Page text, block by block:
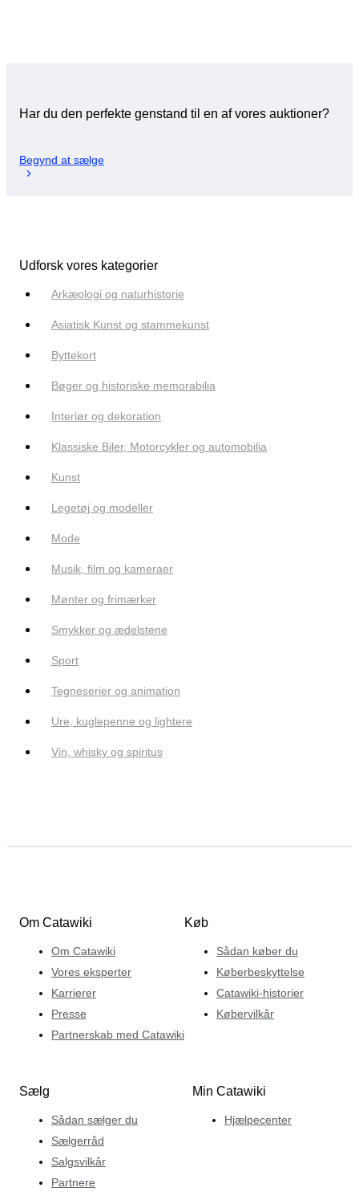
Har du den perfekte genstand til en af vores auktioner?
Begynd at sælge
Udforsk vores kategorier
Arkæologi og naturhistorie
Asiatisk Kunst og stammekunst
Byttekort
Bøger og historiske memorabilia
Interiør og dekoration
Klassiske Biler, Motorcykler og automobilia
Kunst
Legetøj og modeller
Mode
Musik, film og kameraer
Mønter og frimærker
Smykker og ædelstene
Sport
Tegneserier og animation
Ure, kuglepenne og lightere
Vin, whisky og spiritus
Om Catawiki
Om Catawiki
Vores eksperter
Karrierer
Presse
Partnerskab med Catawiki
Køb
Sådan køber du
Køberbeskyttelse
Catawiki-historier
Købervilkår
Sælg
Sådan sælger du
Sælgerråd
Salgsvilkår
Partnere
Min Catawiki
Hjælpecenter